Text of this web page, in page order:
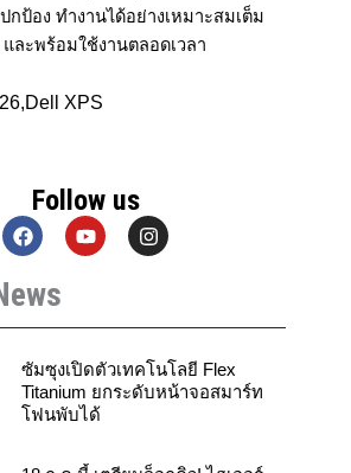
ป้อง ทำงานได้อย่างเหมาะสมเต็ม
ละพร้อมใช้งานตลอดเวลา
,Dell XPS
Follow us
F
a
e
b
o
k
Y
o
b
I
n
g
a
m
ซัมซุงเปิดตัวเทคโนโลยี Flex
Titanium ยกระดับหน้าจอสมาร์ท
โฟนพับได้